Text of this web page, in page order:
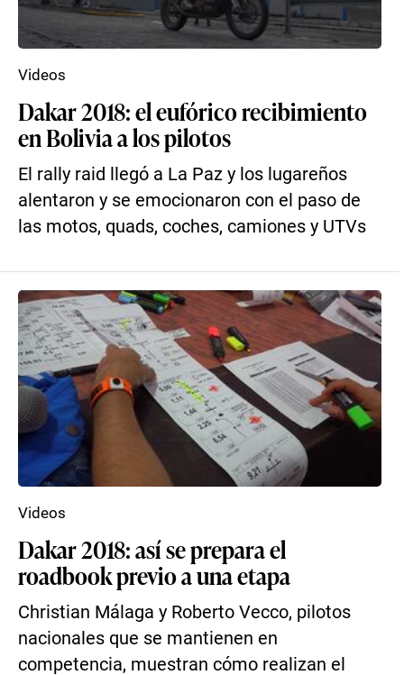
Dakar 2018: el eufórico recibimiento
en Bolivia a los pilotos
El rally raid llegó a La Paz y los lugareños
alentaron y se emocionaron con el paso de
las motos, quads, coches, camiones y UTVs
Videos
Dakar 2018: así se prepara el
roadbook previo a una etapa
Christian Málaga y Roberto Vecco, pilotos
nacionales que se mantienen en
competencia, muestran cómo realizan el
Videos